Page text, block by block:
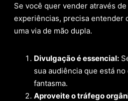
Se você quer vender através
experiências, precisa entender
uma via de mão dupla.
Divulgação é essencial:
sua audiência que está
fantasma.
Aproveite o tráfego